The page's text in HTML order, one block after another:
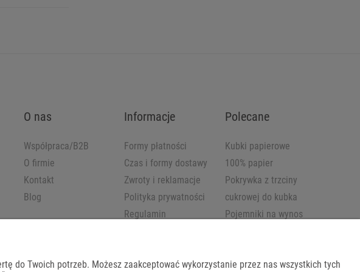
O nas
Współpraca/B2B
O firmie
Kontakt
Blog
Informacje
Formy płatności
Czas i formy dostawy
Zwroty i reklamacje
Polityka prywatności
Regulamin
Polecane
Kubki papierowe
100% papier
Pokrywka z trzciny
cukrowej do kubka
Pojemniki na wynos
do Twoich potrzeb. Możesz zaakceptować wykorzystanie przez nas wszystkich tych